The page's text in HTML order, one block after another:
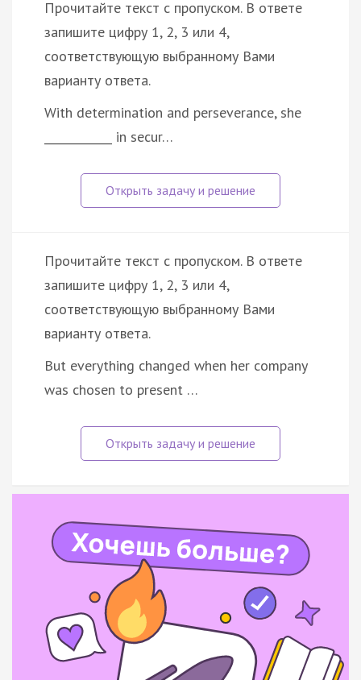
Прочитайте текст с пропуском. В ответе
запишите цифру 1, 2, 3 или 4,
соответствующую выбранному Вами
варианту ответа.
With determination and perseverance, she
____________ in secur…
Прочитайте текст с пропуском. В ответе
запишите цифру 1, 2, 3 или 4,
соответствующую выбранному Вами
варианту ответа.
But everything changed when her company
was chosen to present …